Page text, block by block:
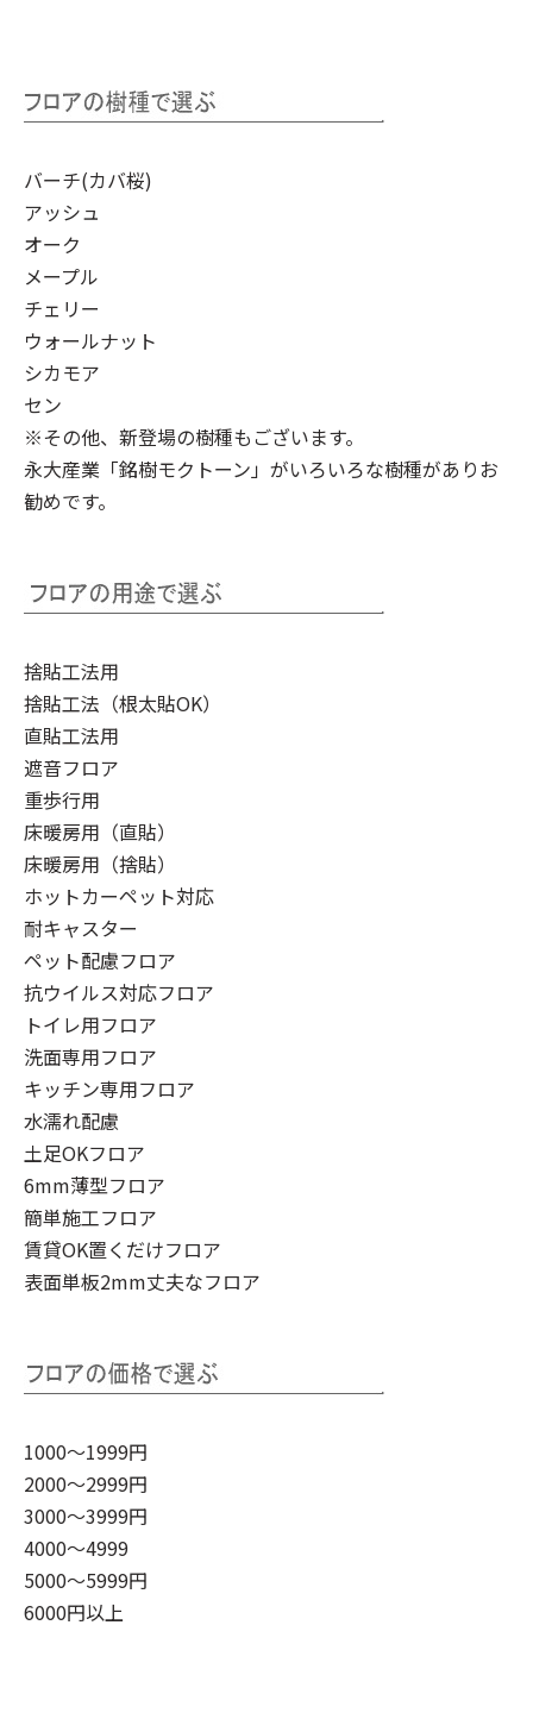
バーチ(カバ桜)
アッシュ
オーク
メープル
チェリー
ウォールナット
シカモア
セン
※その他、新登場の樹種もございます。
永大産業「銘樹モクトーン」 がいろいろな樹種がありお
勧めです。
捨貼工法用
捨貼工法（根太貼OK）
直貼工法用
遮音フロア
重歩行用
床暖房用（直貼）
床暖房用（捨貼）
ホットカーペット対応
耐キャスター
ペット配慮フロア
抗ウイルス対応フロア
トイレ用フロア
洗面専用フロア
キッチン専用フロア
水濡れ配慮
土足OKフロア
6mm薄型フロア
簡単施工フロア
賃貸OK置くだけフロア
表面単板2mm丈夫なフロア
1000～1999円
2000～2999円
3000～3999円
4000～4999
5000～5999円
6000円以上